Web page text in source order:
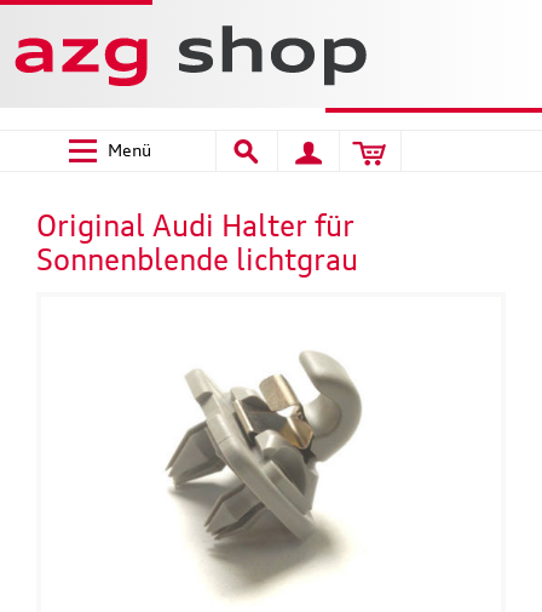
Menü
Original Audi Halter für
Sonnenblende lichtgrau